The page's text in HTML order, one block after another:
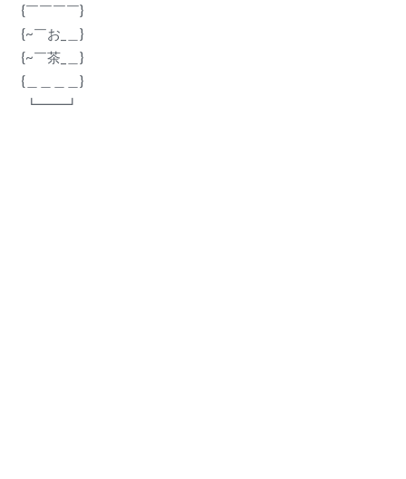
{￣￣￣￣}
{~￣お_＿}
{~￣茶_＿}
{＿＿＿＿}
┗━━┛